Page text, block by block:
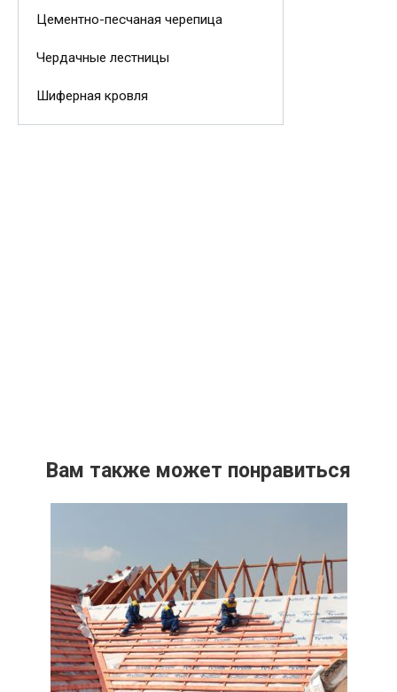
Цементно-песчаная черепица
Чердачные лестницы
Шиферная кровля
Вам также может понравиться